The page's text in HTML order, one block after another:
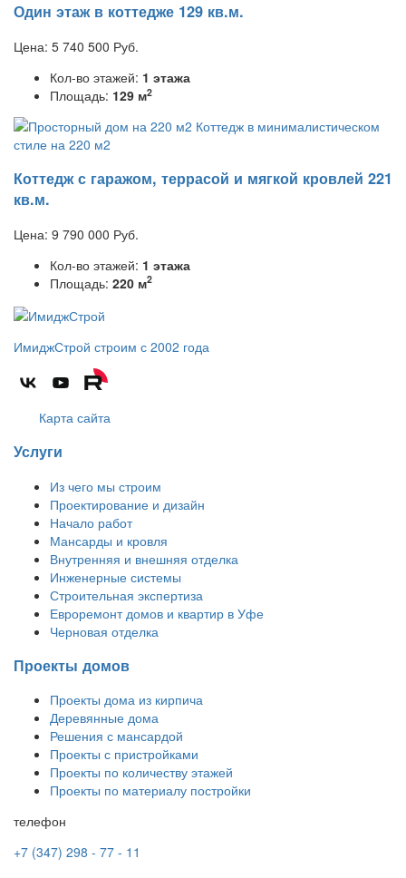
Один этаж в коттедже 129 кв.м.
Цена: 5 740 500 Руб.
Кол-во этажей: 1 этажа
Площадь: 129 м2
Коттедж с гаражом, террасой и мягкой кровлей 221
кв.м.
Цена: 9 790 000 Руб.
Кол-во этажей: 1 этажа
Площадь: 220 м2
ИмиджСтрой строим с 2002 года
Карта сайта
Услуги
Из чего мы строим
Проектирование и дизайн
Начало работ
Мансарды и кровля
Внутренняя и внешняя отделка
Инженерные системы
Строительная экспертиза
Евроремонт домов и квартир в Уфе
Черновая отделка
Проекты домов
Проекты дома из кирпича
Деревянные дома
Решения с мансардой
Проекты с пристройками
Проекты по количеству этажей
Проекты по материалу постройки
телефон
+7 (347) 298 - 77 - 11